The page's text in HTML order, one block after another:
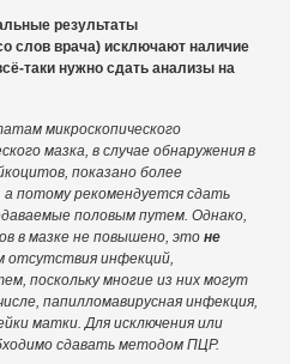
результаты
слов врача) исключают наличие
таки нужно сдать анализы на
микроскопического
мазка, в случае обнаружения в
показано более
а потому рекомендуется сдать
половым путем. Однако,
в мазке не повышено, это не
отсутствия инфекций,
поскольку многие из них могут
папилломавирусная инфекция,
матки. Для исключения или
сдавать методом ПЦР.